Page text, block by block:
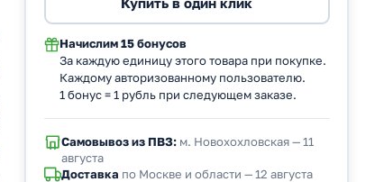
Начислим 15 бонусов
За каждую единицу этого товара при покупке.
Каждому авторизованному пользователю.
1 бонус = 1 рубль при следующем заказе.
Самовывоз из ПВЗ:м. Новохохловская — 11
августа
Доставка по Москве и области — 12 августа